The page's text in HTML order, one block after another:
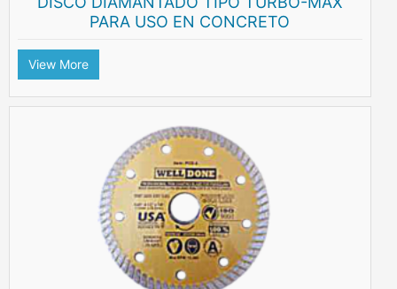
PARA USO EN CONCRETO
View More